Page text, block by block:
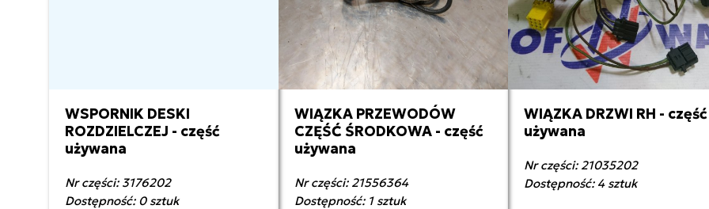
900,00 zł netto
WSPORNIK DESKI
ROZDZIELCZEJ - część
używana
Nr części: 3176202
Dostępność: 0 sztuk
100,00 zł netto
WIĄZKA PRZEWODÓW
CZĘŚĆ ŚRODKOWA - część
używana
Nr części: 21556364
Dostępność: 1 sztuk
150,00 zł netto
WIĄZKA DRZWI RH - część
używana
Nr części: 21035202
Dostępność: 4 sztuk